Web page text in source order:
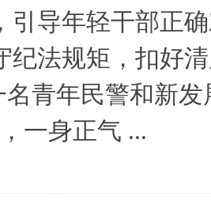
引导年轻干部正
纪法规矩，扣好
名青年民警和新
一身正气 ...